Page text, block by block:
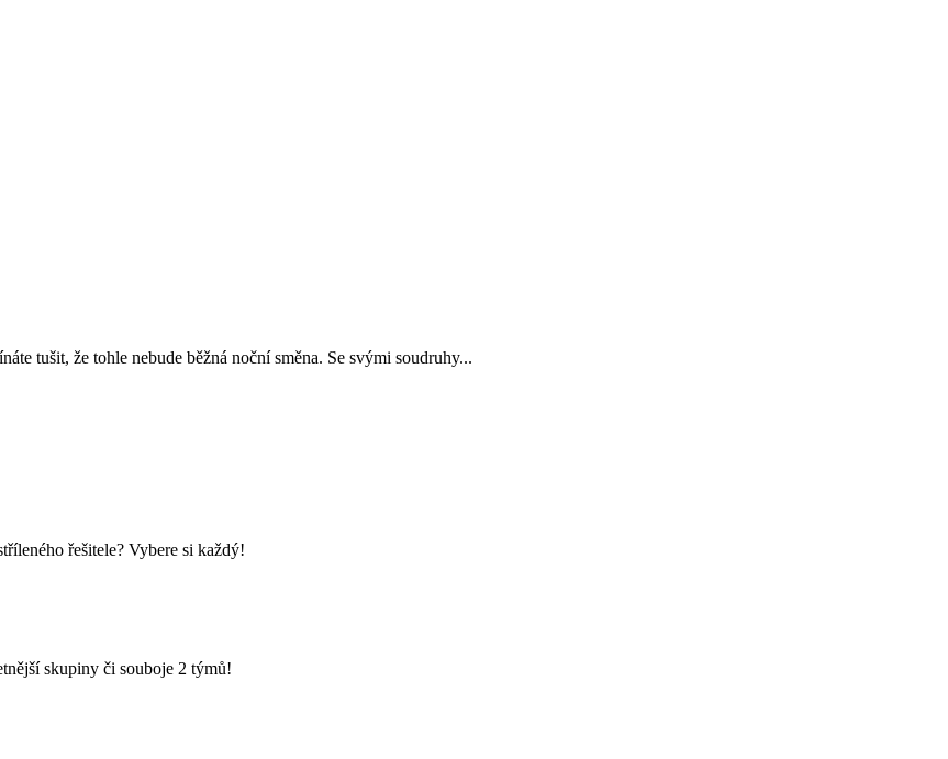
tušit, že tohle nebude běžná noční směna. Se svými soudruhy...
řešitele? Vybere si každý!
skupiny či souboje 2 týmů!